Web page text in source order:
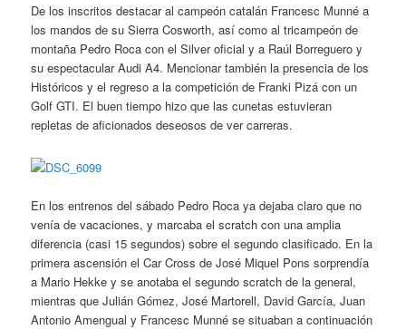
De los inscritos destacar al campeón catalán Francesc Munné a
los mandos de su Sierra Cosworth, así como al tricampeón de
montaña Pedro Roca con el Silver oficial y a Raúl Borreguero y
su espectacular Audi A4. Mencionar también la presencia de los
Históricos y el regreso a la competición de Franki Pizá con un
Golf GTI. El buen tiempo hizo que las cunetas estuvieran
repletas de aficionados deseosos de ver carreras.
En los entrenos del sábado Pedro Roca ya dejaba claro que no
venía de vacaciones, y marcaba el scratch con una amplia
diferencia (casi 15 segundos) sobre el segundo clasificado. En la
primera ascensión el Car Cross de José Miquel Pons sorprendía
a Mario Hekke y se anotaba el segundo scratch de la general,
mientras que Julián Gómez, José Martorell, David García, Juan
Antonio Amengual y Francesc Munné se situaban a continuación